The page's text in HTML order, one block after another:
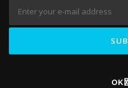
OK